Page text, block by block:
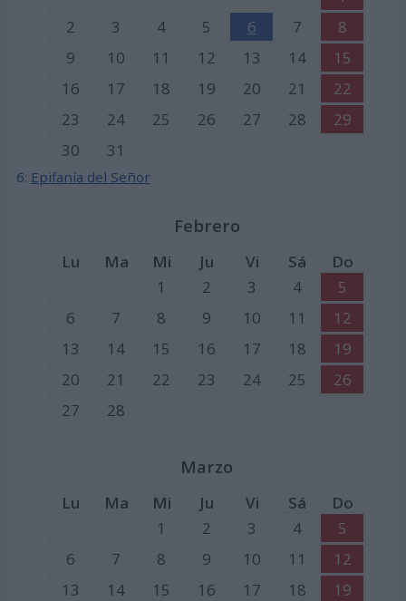
2
3 4 5 6 7
8
9
10 11 12 13 14
15
16
17 18 19 20 21
22
23
24 25 26 27 28
29
30
31
6: Epifanía del Señor
Febrero
Lu Ma Mi Ju Vi Sá
Do
1
2 3 4
5
6
7 8 9 10 11
12
13
14 15 16 17 18
19
20
21 22 23 24 25
26
27
28
Marzo
Lu Ma Mi Ju Vi Sá
Do
1
2 3 4
5
6
7 8 9 10 11
12
13
14 15 16 17 18
19